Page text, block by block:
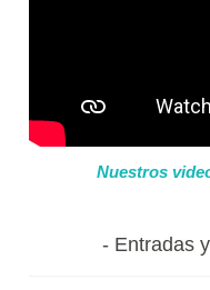
Nuestros
Entradas